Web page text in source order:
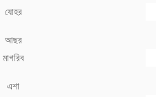
যোহর
আছর
মাগরিব
এশা